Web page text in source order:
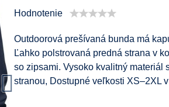
Hodnotenie
Outdoorová prešívaná bunda má
Ľahko polstrovaná predná strana v
so zipsami. Vysoko kvalitný materiál
stranou, Dostupné veľkosti XS–2XL